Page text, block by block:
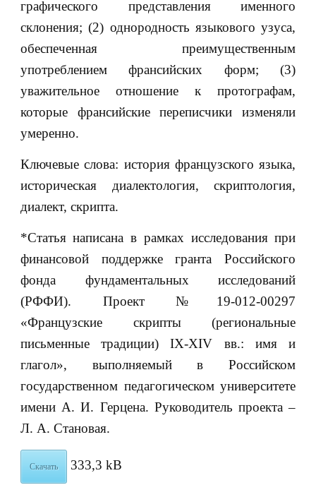
графического представления именного
склонения; (2) однородность языкового узуса,
обеспеченная преимущественным
употреблением франсийских форм; (3)
уважительное отношение к протографам,
которые франсийские переписчики изменяли
умеренно.
Ключевые слова: история французского языка,
историческая диалектология, скриптология,
диалект, скрипта.
*Статья написана в рамках исследования при
финансовой поддержке гранта Российского
фонда фундаментальных исследований
(РФФИ). Проект №19-012-00297
«Французские скрипты (региональные
письменные традиции) IX-XIV вв.: имя и
глагол», выполняемый в Российском
государственном педагогическом университете
имени А. И. Герцена. Руководитель проекта –
Л. А. Становая.
Скачать 333,3 kB